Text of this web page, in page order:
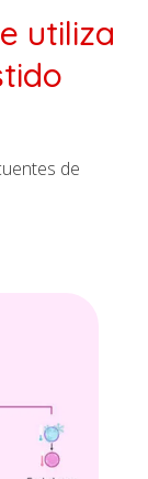
utiliza
de